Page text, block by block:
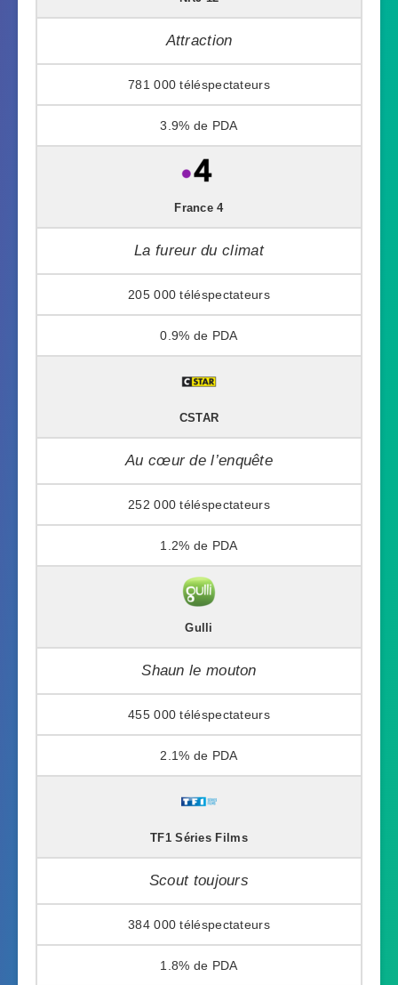
Attraction
781 000
3.9%
France 4
La fureur du climat
205 000
0.9%
CSTAR
Au cœur de l’enquête
252 000
1.2%
Gulli
Shaun le mouton
455 000
2.1%
TF1 Séries Films
Scout toujours
384 000
1.8%